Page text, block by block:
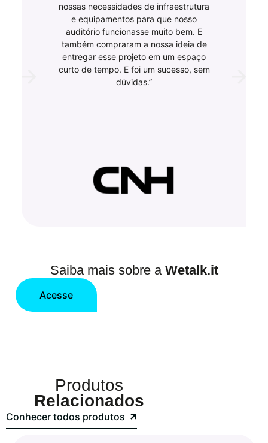
nossas necessidades de infraestrutura
e equipamentos para que nosso
auditório funcionasse muito bem. E
também compraram a nossa ideia de
entregar esse projeto em um espaço
curto de tempo. E foi um sucesso, sem
dúvidas.”
Saiba mais sobre a Wetalk.it
Acesse
Produtos
Relacionados
Conhecer todos produtos